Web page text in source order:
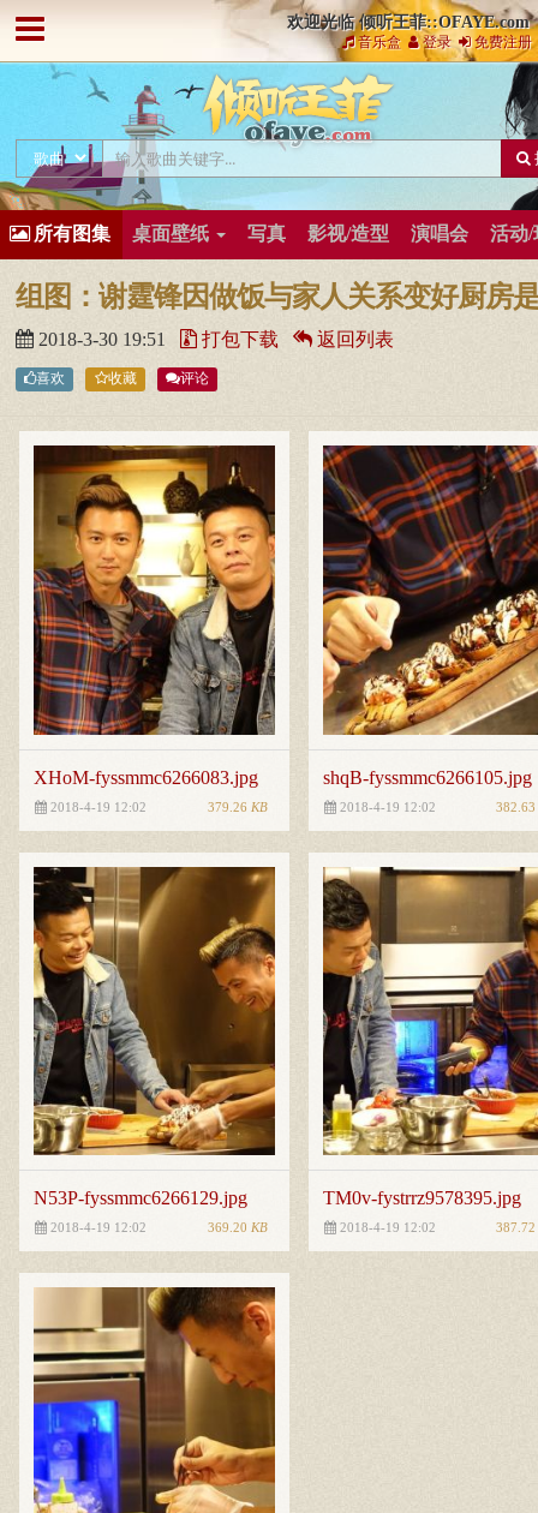
欢迎光临 倾听王菲::OFAYE.com
音乐盒 登录 免费注册
所有图集 桌面壁纸 写真 影视/造型 演唱会 活动/
2018-3-30 19:51 打包下载 返回列表
喜欢 收藏 评论
XHoM-fyssmmc6266083.jpg
2018-4-19 12:02 379.26 KB
shqB-fyssmmc6266105.jpg
2018-4-19 12:02 382.63
N53P-fyssmmc6266129.jpg
2018-4-19 12:02 369.20 KB
TM0v-fystrrz9578395.jpg
2018-4-19 12:02 387.72